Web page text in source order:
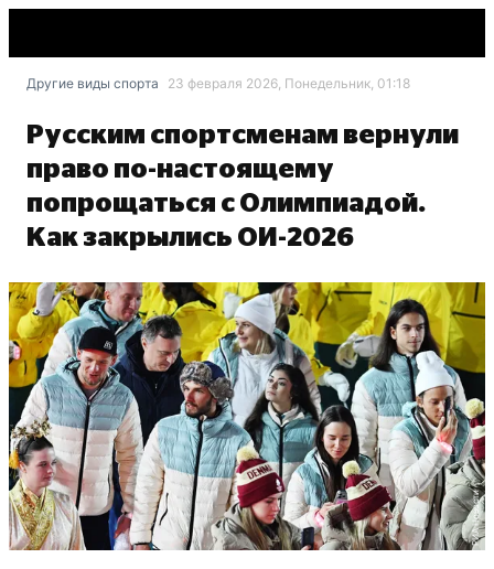
Другие виды спорта 23 февраля 2026, Понедельник, 01:18
Русским спортсменам вернули
право по-настоящему
попрощаться с Олимпиадой.
Как закрылись ОИ-2026
РИА Новости